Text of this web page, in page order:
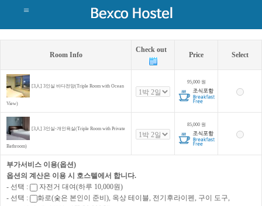
Room Info
Check out
Price Select
[3人] 3인실 바다전망(Triple Room with Ocean
View)
95,000원
[3人] 3인실-개인욕실(Triple Room with Private
Bathroom)
85,000원
부가서비스 이용(옵션)
옵션의 계산은 이용 시 호스텔에서 합니다.
- 선택 :
자전거 대여(하루 10,000원)
- 선택 :
화로(숯은 본인이 준비), 옥상 테이블, 전기후라이펜, 구이 도구,